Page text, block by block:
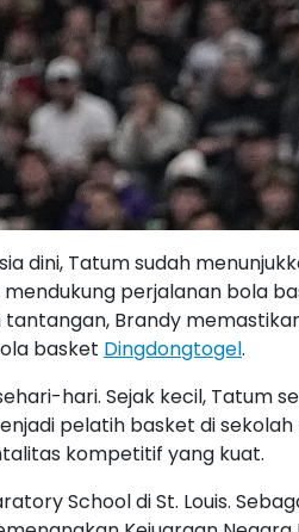
dini, Tatum sudah
perjalanan bola
Brandy
basket Dingdongtogel.
hari. Sejak kecil, Tatum
pelatih basket di sekolah
kompetitif yang kuat.
School di St. Louis.